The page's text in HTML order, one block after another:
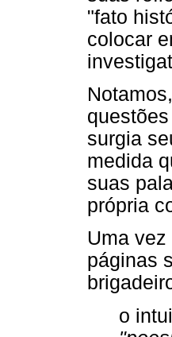
"fato
colocar
surgia
medida
suas
própria
Uma
páginas
o